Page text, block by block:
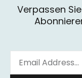
Verpassen